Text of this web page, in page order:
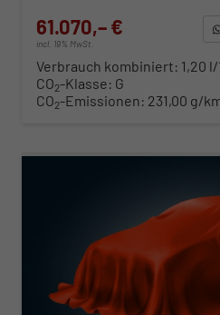
61.070,– €
incl. 19% MwSt.
Verbrauch kombiniert: 1,20
CO2-Klasse: G
CO2-Emissionen: 231,00 g/